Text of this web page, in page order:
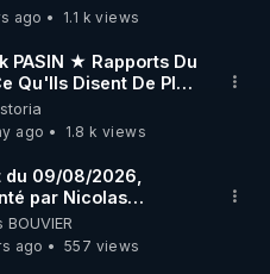
de méditation et
code
tomberait. À Caen,
alors, je
un tract que j’avais
rédigé, intitulé:
enfin." L’adresse
de mon association y
se renseigner
Résultat: une
et deux lettres
pour plusieurs
ago
1.1 k views
PASIN ★ Rapports Du
Qu'Ils Disent De Plus
Hitler
ago
1.8 k views
du 09/08/2026,
par Nicolas
ago
557 views